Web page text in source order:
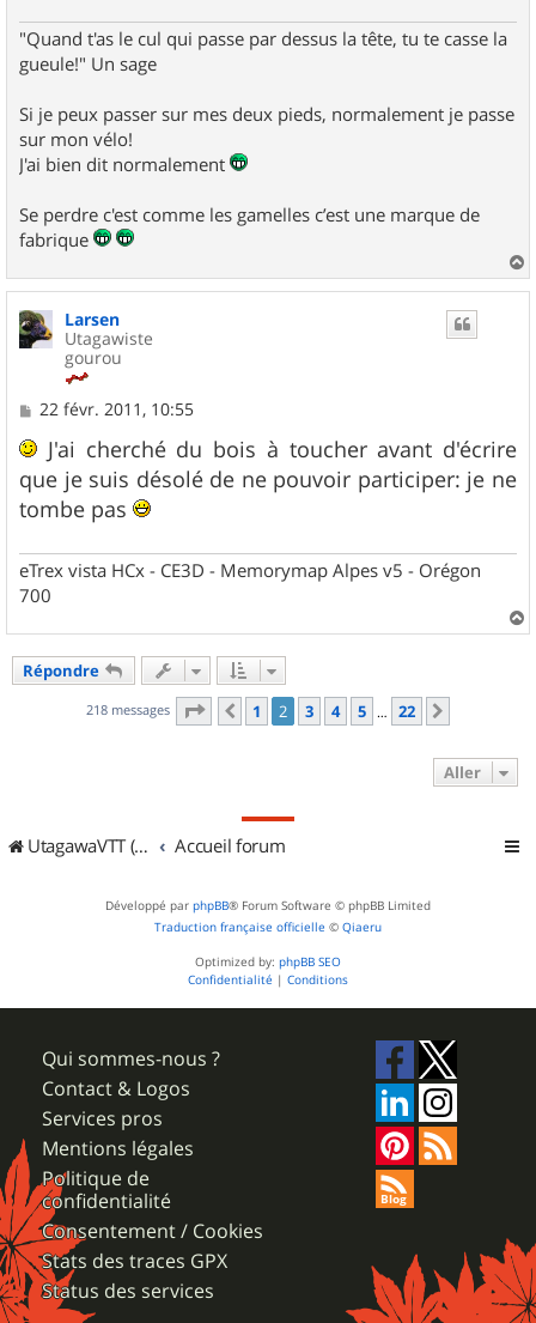
"Quand t'as le cul qui passe par dessus la tête, tu te casse la
gueule!" Un sage
Si je peux passer sur mes deux pieds, normalement je passe
sur mon vélo!
J'ai bien dit normalement
Se perdre c'est comme les gamelles c’est une marque de
fabrique
a
Larsen
Utagawiste
gourou
M
s
a
g
e
22 févr. 2011, 10:55
J'ai cherché du bois à toucher avant d'écrire
que je suis désolé de ne pouvoir participer: je ne
tombe pas
eTrex vista HCx - CE3D - Memorymap Alpes v5 - Orégon
700
a
Répondre
218 messages Page 2sur
Précédent
1 2 3 4 5 … 22
Aller
UtagawaVTT (Randos VTT et VTTAE avec traces GPS) Accueil forum
Développé par phpBB® Forum Software © phpBB Limited
Traduction française officielle © Qiaeru
Optimized by: phpBB SEO
Confidentialité | Conditions
Qui sommes-nous ?
Contact & Logos
Services pros
Mentions légales
Politique de
confidentialité
Consentement / Cookies
Stats des traces GPX
Status des services